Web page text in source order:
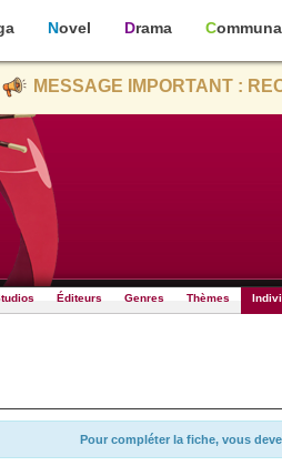
Novel Drama
MESSAGE IMPORTANT :
Éditeurs Genres Thèmes
Pour compléter la fiche, vous